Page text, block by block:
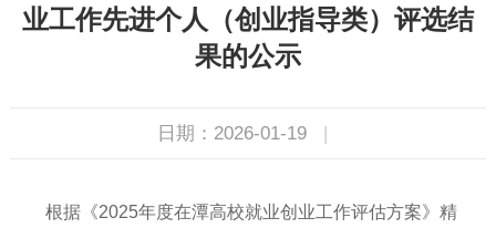
业工作先进个人（创业指导类）评选结
果的公示
日期：2026-01-19
根据《2025年度在潭高校就业创业工作评估方案》精